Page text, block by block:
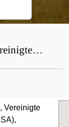
Vereinigte